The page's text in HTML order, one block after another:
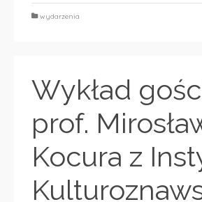
wydarzenia
Wykład
prof.
Kocura z